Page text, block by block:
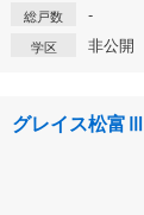
総戸数 -
学区 非公開
グレイス松富Ⅲ